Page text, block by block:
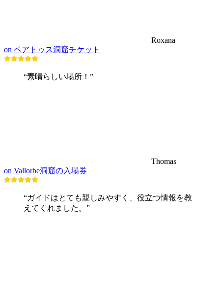
Roxana
on ベアトゥス洞窟チケット
“素晴らしい場所！”
Thomas
on Vallorbe洞窟の入場券
“ガイドはとても親しみやすく、役立つ情報を教
えてくれました。”